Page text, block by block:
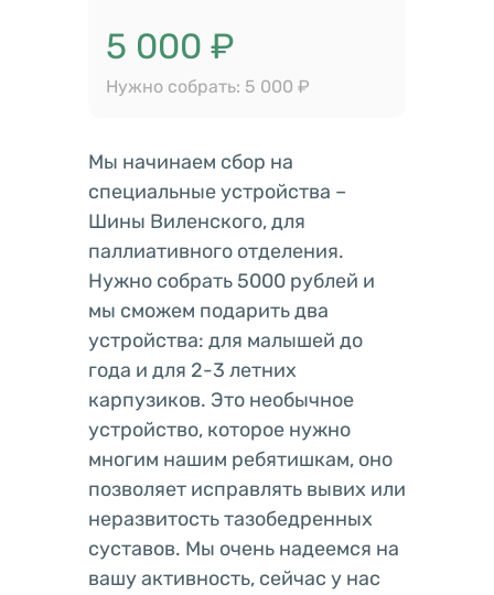
5 000 ₽
Нужно собрать: 5 000 ₽
Мы начинаем сбор на
специальные устройства –
Шины Виленского, для
паллиативного отделения.
Нужно собрать 5000 рублей и
мы сможем подарить два
устройства: для малышей до
года и для 2-3 летних
карпузиков. Это необычное
устройство, которое нужно
многим нашим ребятишкам, оно
позволяет исправлять вывих или
неразвитость тазобедренных
суставов. Мы очень надеемся на
вашу активность, сейчас у нас